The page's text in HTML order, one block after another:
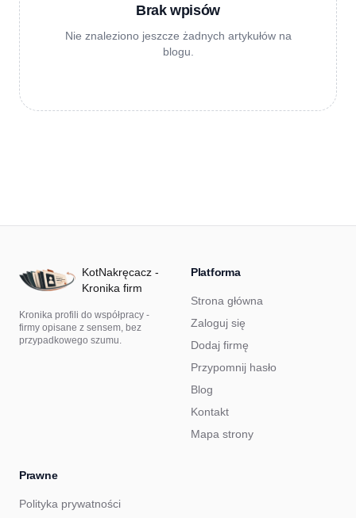
Brak wpisów
Nie znaleziono jeszcze żadnych artykułów na
blogu.
KotNakręcacz -
Kronika firm
Kronika profili do współpracy -
firmy opisane z sensem, bez
przypadkowego szumu.
Platforma
Strona główna
Zaloguj się
Dodaj firmę
Przypomnij hasło
Blog
Kontakt
Mapa strony
Prawne
Polityka prywatności